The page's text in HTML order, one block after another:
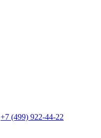
+7 (499) 922-44-22